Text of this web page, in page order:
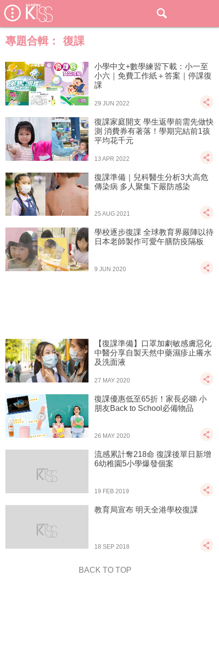
專題合輯： 復課
小學中文+數學練習下載：小一至
小六｜免費工作紙＋答案｜停課復
課
29 JUN 2022
復課家庭開支 學生返學前需先做快
測 消費券有著落！學期完結前1孩
平均花千元
13 APR 2022
復課準備｜兒科醫生分析3大高危
傳染病 多人聚集下嚴防感染
25 AUG 2021
學校逐步復課 全球教育界嚴陣以待
日本老師製作可愛午膳防疫隔板
9 JUN 2020
【復課準備】口罩加劇敏感膚惡化
中醫分享自製天然中藥濕疹止癢水
及洗面液
27 MAY 2020
復課優惠低至65折！家長必睇 小
朋友Back to School必備物品
26 MAY 2020
流感累計奪218命 復課後單日新增
6幼稚園5小學爆發個案
19 FEB 2019
教育局宣布 明天全港學校復課
18 SEP 2018
BACK TO TOP